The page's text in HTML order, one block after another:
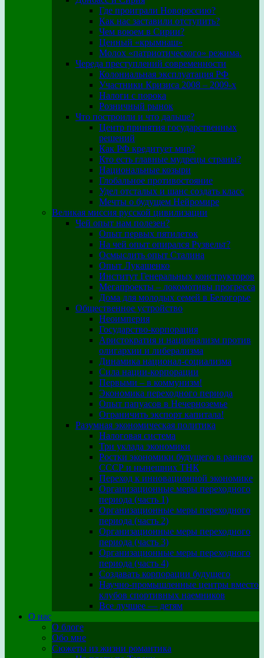
Где проиграли Новороссию?
Как нас заставили отступить?
Чем воюем в Сирии?
Ценный «крымнаш»
Молох «патриотического» режима.
Череда преступлений современности
Колониальная эксплуатация РФ
Участники Кризиса 2008 – 2009-х
Налоги с порока
Розничный рынок
Что построили и что дальше?
Центр принятия государственных
решений
Как РФ кредитует мир?
Кто есть главные мудрецы страны?
Национальные козыри
Глобальное противостояние
Удел отсталых и шанс создать класс
Мечты о будущем Нейромире
Великая миссия русской цивилизации
Чей опыт нам полезен?
Опыт первых пятилеток
На чей опыт опирался Рузвельт?
Осмыслить опыт Сталина
Опыт Лукашенко
Институт Генеральных конструкторов
Мегапроекты – локомотивы прогресса
Дома для молодых семей в Белогорье
Общественное устройство
Неоимперия
Государство-корпорация
Аристократия и национализм против
олигархии и либерализма
Динамика национал-социализма
Сила нации-корпорации
Первыми – в коммунизм!
Экономика переходного периода
Опыт папуасов в Нечерноземье
Ограничить экспорт капитала!
Разумная экономическая политика
Налоговая система
Три уклада экономики
Ростки экономики будущего в раннем
СССР и нынешних ТНК
Переход к инновационной экономике
Организационные меры переходного
периода (часть 1)
Организационные меры переходного
периода (часть 2)
Организационные меры переходного
периода (часть 3)
Организационные меры переходного
периода (часть 4)
Создавать корпорации будущего
Научно-промышленные центры вместо
клубов спортивных наемников
Все лучшее — детям
О нас
О блоге
Обо мне
Сюжеты из жизни романтика